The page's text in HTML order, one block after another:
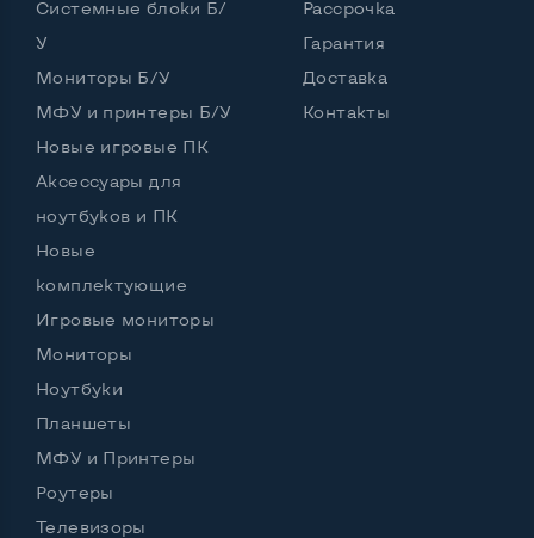
Интерфейс подключения Display portНет
Нет
Остальные возможности:
Блок питания
Регулировка положения дисплея
Наклон, вперед назад
Особенности (изогнутый экран, цвет и пр.)
ЦветБелый
Системные блоки Б/
У
Мониторы Б/У
МФУ и принтеры Б/У
Новые игровые ПК
Аксессуары для
ноутбуков и ПК
Новые
комплектующие
Игровые мониторы
Мониторы
Ноутбуки
Планшеты
МФУ и Принтеры
Роутеры
Телевизоры
Рассрочка
Гарантия
Доставка
Контакты